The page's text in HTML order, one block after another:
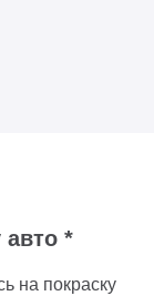
авто *
на покраску